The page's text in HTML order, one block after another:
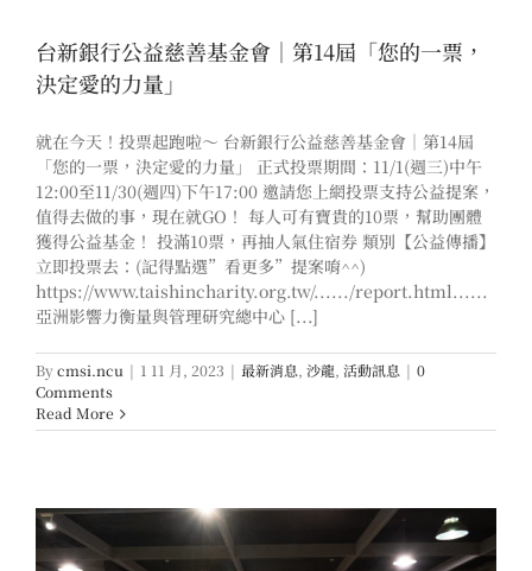
台新銀行公益慈善基金會｜第14屆「您的一票，
決定愛的力量」
就在今天！投票起跑啦～ 台新銀行公益慈善基金會｜第14屆
「您的一票，決定愛的力量」 正式投票期間：11/1(週三)中午
12:00至11/30(週四)下午17:00 邀請您上網投票支持公益提案，
值得去做的事，現在就GO！ 每人可有寶貴的10票，幫助團體
獲得公益基金！ 投滿10票，再抽人氣住宿券 類別【公益傳播】
立即投票去：(記得點選”看更多”提案唷^^)
https://www.taishincharity.org.tw/....../report.html......
亞洲影響力衡量與管理研究總中心 [...]
Bycmsi.ncu | 1 11 月, 2023 | 最新消息, 沙龍, 活動訊息 | 0
Comments
Read More